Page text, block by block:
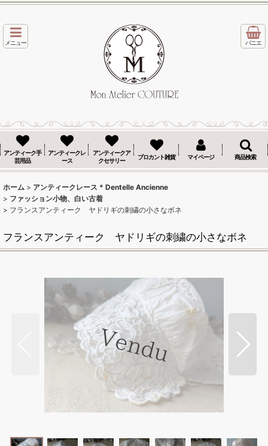
メニュー パニエ
アンティーク手
芸用品
アンティークレ
ース
アンティークア
クセサリー
ブロカント雑貨 マイページ 商品検索
ホーム > アンティークレース * Dentelle Ancienne
> ファッション小物、白い古着
> フランスアンティーク ヤドリギの刺繍の小さなボネ
フランスアンティーク ヤドリギの刺繍の小さなボネ